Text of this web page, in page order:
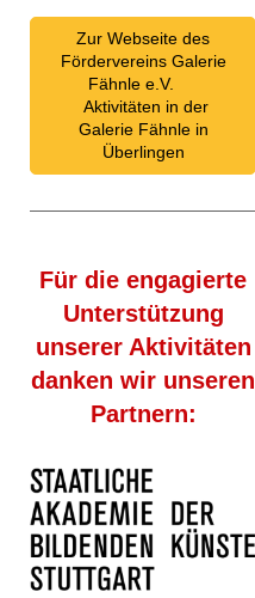
Zur Webseite des
Fördervereins Galerie
Fähnle e.V.
Aktivitäten in der
Galerie Fähnle in
Überlingen
Für die engagierte
Unterstützung
unserer Aktivitäten
danken wir unseren
Partnern: